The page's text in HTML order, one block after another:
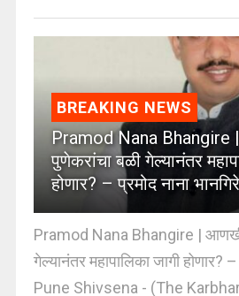
BREAKING NEWS
Pramod Nana Bhangire
पुणेकरांचा बळी गेल्यानंतर
होणार? – प्रमोद नाना भानगिरे
Pramod Nana Bhangire | आणखी
गेल्यानंतर महापालिका जागी होणार?
Pune Shivsena - (The